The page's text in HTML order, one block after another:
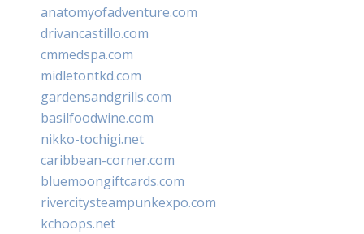
anatomyofadventure.com
drivancastillo.com
cmmedspa.com
midletontkd.com
gardensandgrills.com
basilfoodwine.com
nikko-tochigi.net
caribbean-corner.com
bluemoongiftcards.com
rivercitysteampunkexpo.com
kchoops.net